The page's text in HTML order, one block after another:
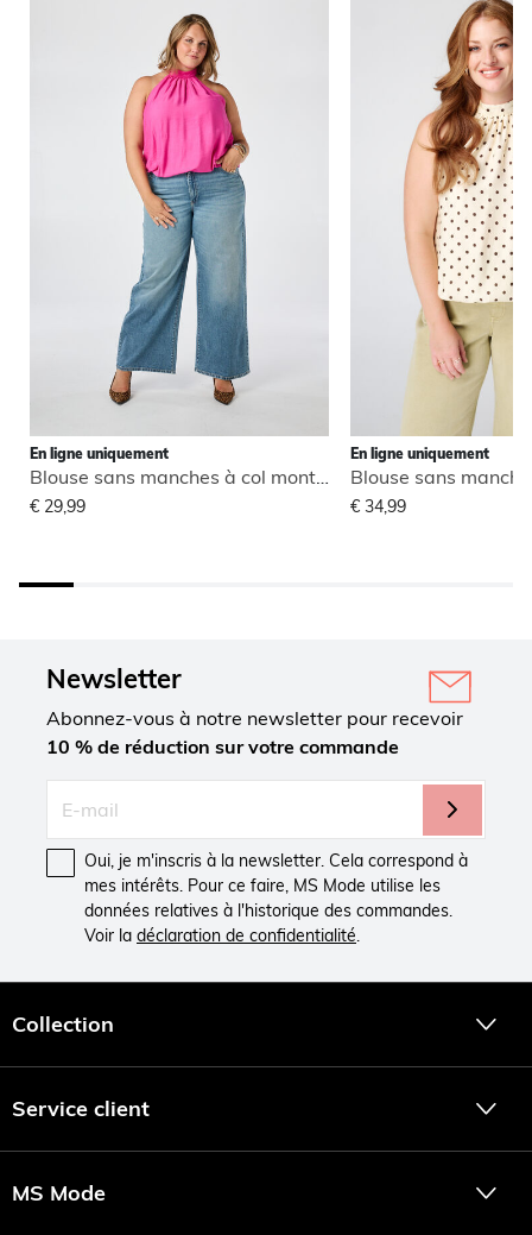
En ligne uniquement
Blouse sans manches à col montant
€ 29,99
En ligne uniquement
€ 34,99
Newsletter
Abonnez-vous à notre newsletter pour recevoir
10 % de réduction sur votre commande
Oui, je m'inscris à la newsletter. Cela correspond à
mes intérêts. Pour ce faire, MS Mode utilise les
données relatives à l'historique des commandes.
Voir la déclaration de confidentialité.
Collection
Service client
MS Mode